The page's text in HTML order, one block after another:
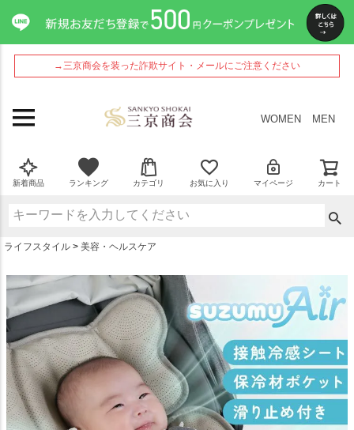
→三京商会を装った詐欺サイト・メールにご注意ください
WOMEN MEN
新着商品 ランキング カテゴリ お気に入り マイページ カート
ライフスタイル 美容・ヘルスケア
ペー
ジト
ップ
へ